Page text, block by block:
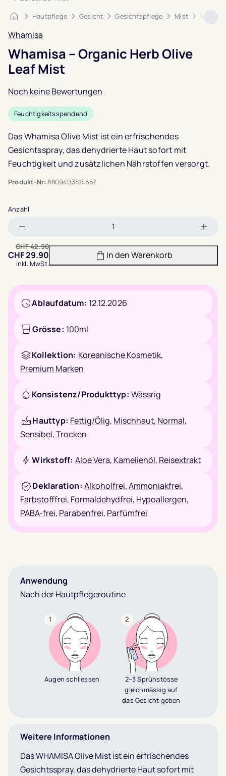
Startseite
Hautpflege Gesicht Gesichtspflege Mist
Whamisa
Whamisa – Organic Herb Olive
Leaf Mist
Noch keine Bewertungen
Feuchtigkeitsspendend
Das Whamisa Olive Mist ist ein erfrischendes
Gesichtsspray, das dehydrierte Haut sofort mit
Feuchtigkeit und zusätzlichen Nährstoffen versorgt.
Produkt-Nr: 8809403814557
Anzahl
verringern
CHF42.90
CHF29.90
inkl. MwSt.
In den Warenkorb
Ablaufdatum: 12.12.2026
Grösse: 100ml
Kollektion: Koreanische Kosmetik,
Premium Marken
Konsistenz/Produkttyp: Wässrig
Hauttyp: Fettig/Ölig, Mischhaut, Normal,
Sensibel,Trocken
Wirkstoff: Aloe Vera, Kamelienöl, Reisextrakt
Deklaration: Alkoholfrei,Ammoniakfrei,
Farbstofffrei, Formaldehydfrei, Hypoallergen,
PABA-frei, Parabenfrei, Parfümfrei
Anwendung
Nach der Hautpflegeroutine
1
Augen schliessen
2
2–3 Sprühstösse
gleichmässig auf
das Gesicht geben
Weitere Informationen
Das WHAMISA Olive Mist ist ein erfrischendes
Gesichtsspray, das dehydrierte Haut sofort mit